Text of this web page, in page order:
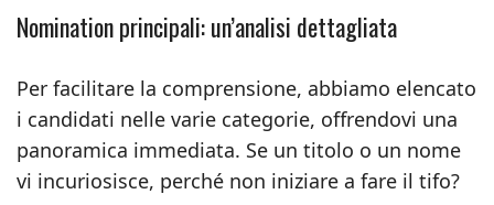
Nomination principali: un’analisi dettagliata
Per facilitare la comprensione, abbiamo elencato
i candidati nelle varie categorie, offrendovi una
panoramica immediata. Se un titolo o un nome
vi incuriosisce, perché non iniziare a fare il tifo?